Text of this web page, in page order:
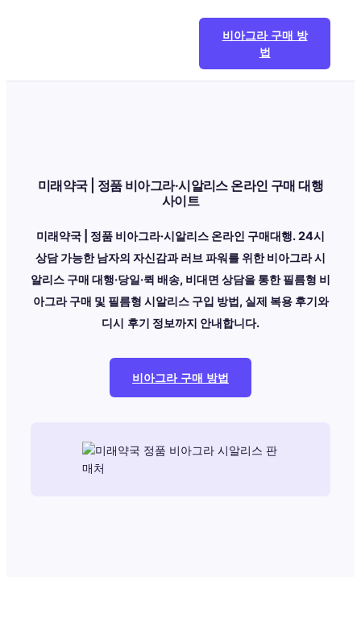
바
비아그라 구매 방
법
미래약국 | 정품 비아그라·시알리스 온라인 구매 대행
사이트
미래약국 | 정품 비아그라·시알리스 온라인 구매대행. 24시
상담 가능한 남자의 자신감과 러브 파워를 위한 비아그라 시
알리스 구매 대행·당일·퀵 배송, 비대면 상담을 통한 필름형 비
아그라 구매 및 필름형 시알리스 구입 방법, 실제 복용 후기와
디시 후기 정보까지 안내합니다.
비아그라 구매 방법